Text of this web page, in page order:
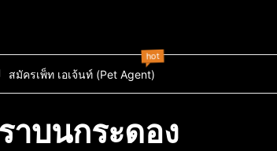
สมัครเพ็ท เอเจ้นท์ (Pet Agent)
hot
าบนกระดอง